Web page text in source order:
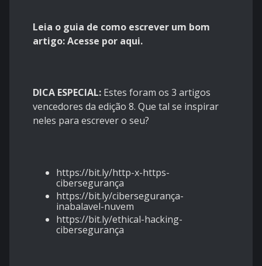
Leia o guia de como escrever um bom
artigo:Acesse por aqui.
DICA ESPECIAL: Estes foram os 3 artigos
vencedores da edição 8. Que tal se inspirar
neles para escrever o seu?
https://bit.ly/http-x-https-
cibersegurança
https://bit.ly/cibersegurança-
inabalavel-nuvem
https://bit.ly/ethical-hacking-
cibersegurança